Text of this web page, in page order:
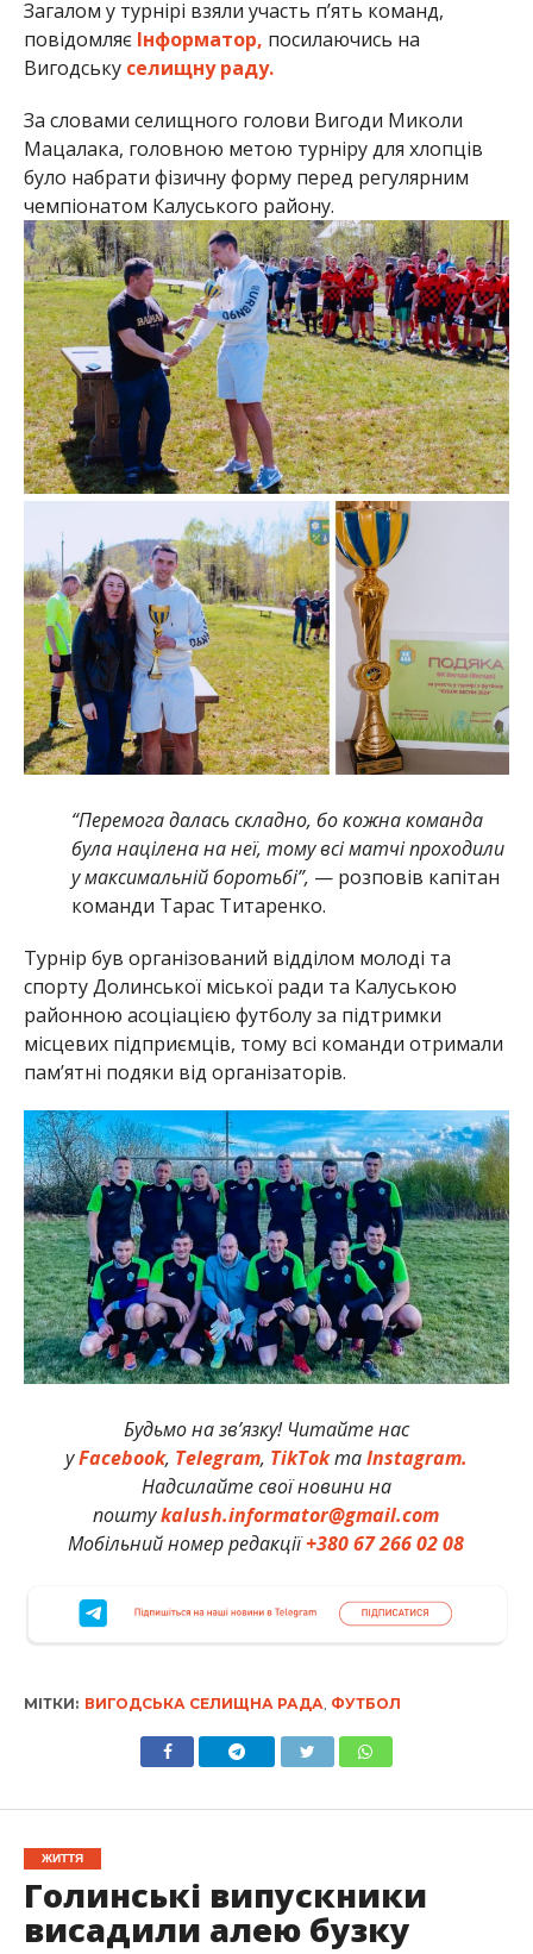
Загалом у турнірі взяли участь п’ять команд,
повідомляє Інформатор, посилаючись на
Вигодську селищну раду.
За словами селищного голови Вигоди Миколи
Мацалака, головною метою турніру для хлопців
було набрати фізичну форму перед регулярним
чемпіонатом Калуського району.
“Перемога далась складно, бо кожна команда
була націлена на неї, тому всі матчі проходили
у максимальній боротьбі”, — розповів капітан
команди Тарас Титаренко.
Турнір був організований відділом молоді та
спорту Долинської міської ради та Калуською
районною асоціацією футболу за підтримки
місцевих підприємців, тому всі команди отримали
пам’ятні подяки від організаторів.
Будьмо на зв’язку! Читайте нас
уFacebook, Telegram, TikTokтаInstagram.
Надсилайте свої новини на
поштуkalush.informator@gmail.com
Мобільний номер редакції+380 67 266 02 08
МІТКИ: ВИГОДСЬКА СЕЛИЩНА РАДА, ФУТБОЛ
ЖИТТЯ
Голинські випускники
висадили алею бузку